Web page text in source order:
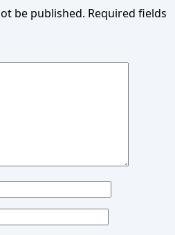
be published. Required fields